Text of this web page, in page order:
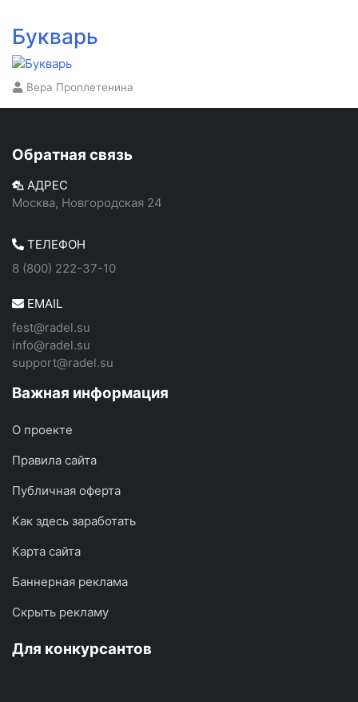
Букварь
Вера Проплетенина
Обратная связь
АДРЕС
Москва, Новгородская 24
ТЕЛЕФОН
8 (800) 222-37-10
EMAIL
fest@radel.su
info@radel.su
support@radel.su
Важная информация
О проекте
Правила сайта
Публичная оферта
Как здесь заработать
Карта сайта
Баннерная реклама
Скрыть рекламу
Для конкурсантов